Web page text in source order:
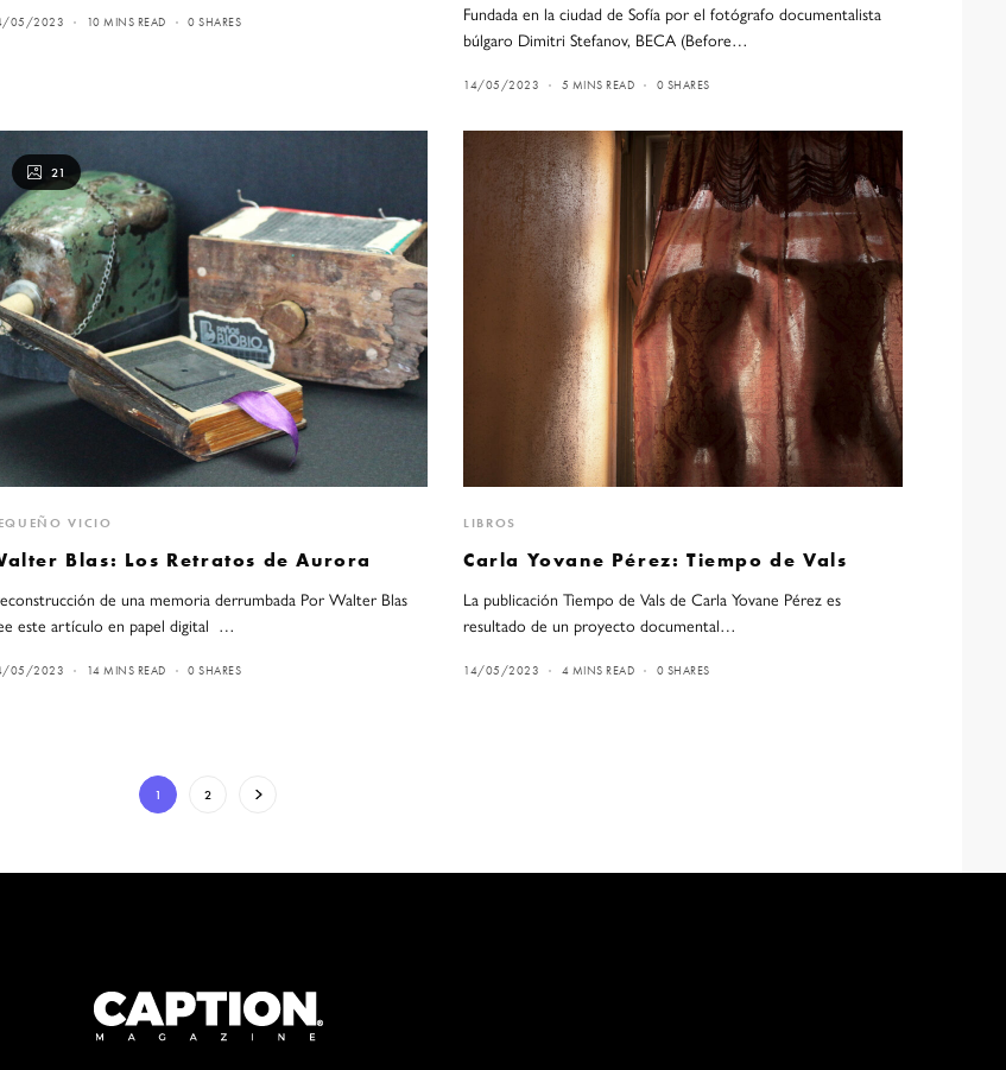
05/2023 10 MINS READ 0 SHARES
Fundada en la ciudad de Sofía por el fotógrafo documentalista
búlgaro Dimitri Stefanov, BECA (Before…
14/05/2023 5 MINS READ 0 SHARES
21
VICIO
Blas: Los Retratos de Aurora
de una memoria derrumbada Por Walter Blas
este artículo en papel digital …
05/2023 14 MINS READ 0 SHARES
LIBROS
Carla Yovane Pérez: Tiempo de Vals
La publicación Tiempo de Vals de Carla Yovane Pérez es
resultado de un proyecto documental…
14/05/2023 4 MINS READ 0 SHARES
1 2